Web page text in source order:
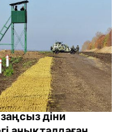
діни